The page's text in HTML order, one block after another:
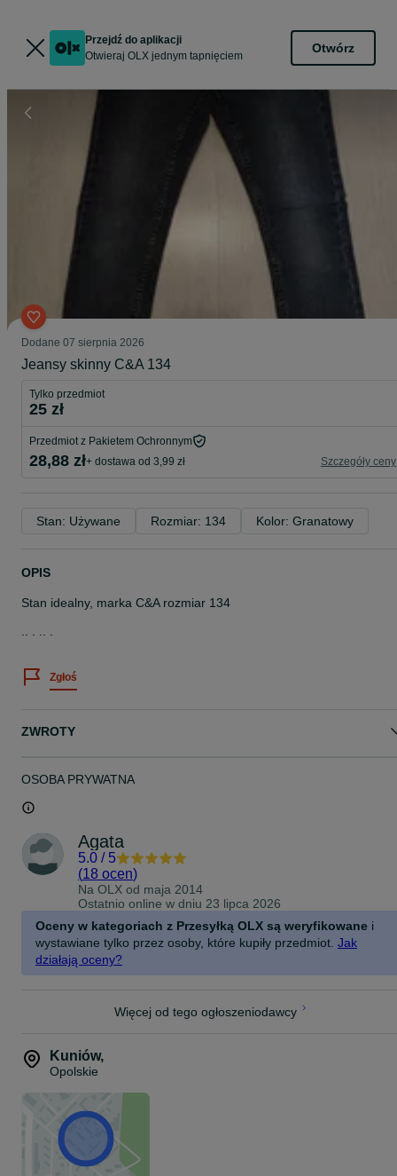
Przejdź do aplikacji
Otwieraj OLX jednym tapnięciem
Otwórz
Dodane 07 sierpnia 2026
Jeansy skinny C&A 134
Tylko przedmiot
25 zł
Przedmiot z Pakietem Ochronnym
28,88 zł+ dostawa od 3,99 zł Szczegóły ceny
Stan: Używane Rozmiar: 134 Kolor: Granatowy
OPIS
Stan idealny, marka C&A rozmiar 134
Zgłoś
ZWROTY
OSOBA PRYWATNA
Agata
5.0 / 5
(18 ocen)
Na OLX od maja 2014
Ostatnio online w dniu 23 lipca 2026
Oceny w kategoriach z Przesyłką OLX są weryfikowane i
wystawiane tylko przez osoby, które kupiły przedmiot. Jak
działają oceny?
Więcej od tego ogłoszeniodawcy
Kuniów,
Opolskie